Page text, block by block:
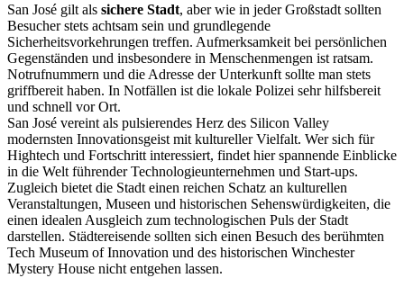
San José gilt als sichere Stadt, aber wie in jeder Großstadt sollten
Besucher stets achtsam sein und grundlegende
Sicherheitsvorkehrungen treffen. Aufmerksamkeit bei persönlichen
Gegenständen und insbesondere in Menschenmengen ist ratsam.
Notrufnummern und die Adresse der Unterkunft sollte man stets
griffbereit haben. In Notfällen ist die lokale Polizei sehr hilfsbereit
und schnell vor Ort.
San José vereint als pulsierendes Herz des Silicon Valley
modernsten Innovationsgeist mit kultureller Vielfalt. Wer sich für
Hightech und Fortschritt interessiert, findet hier spannende Einblicke
in die Welt führender Technologieunternehmen und Start-ups.
Zugleich bietet die Stadt einen reichen Schatz an kulturellen
Veranstaltungen, Museen und historischen Sehenswürdigkeiten, die
einen idealen Ausgleich zum technologischen Puls der Stadt
darstellen. Städtereisende sollten sich einen Besuch des berühmten
Tech Museum of Innovation und des historischen Winchester
Mystery House nicht entgehen lassen.